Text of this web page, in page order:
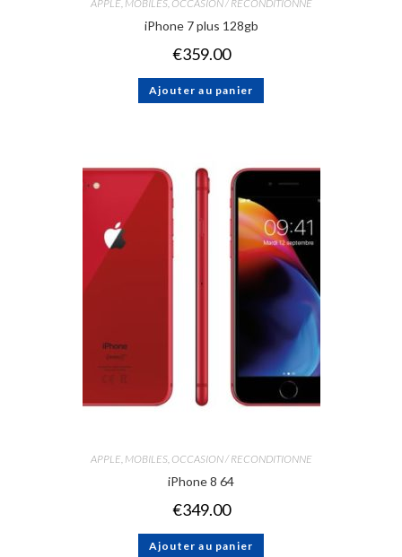
APPLE, MOBILES, OCCASION / RECONDITIONNE
iPhone 7 plus 128gb
€359.00
Ajouter au panier
APPLE, MOBILES, OCCASION / RECONDITIONNE
iPhone 8 64
€349.00
Ajouter au panier